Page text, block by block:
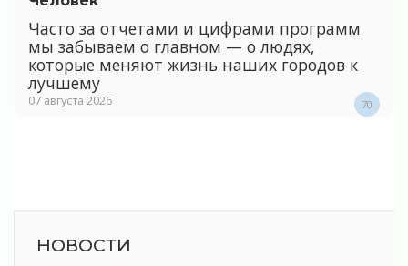
Часто за отчетами и цифрами программ
мы забываем о главном — о людях,
которые меняют жизнь наших городов к
лучшему
07 августа 2026 70
НОВОСТИ